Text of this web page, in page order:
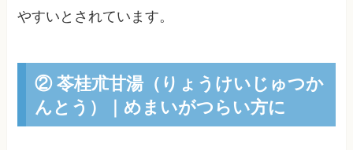
やすいとされています。
② 苓桂朮甘湯（りょうけいじゅつか
んとう）｜めまいがつらい方に